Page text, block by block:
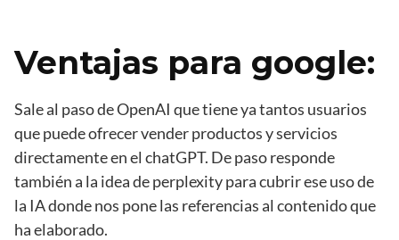
Ventajas para google:
Sale al paso de OpenAI que tiene ya tantos usuarios
que puede ofrecer vender productos y servicios
directamente en el chatGPT. De paso responde
también a la idea de perplexity para cubrir ese uso de
la IA donde nos pone las referencias al contenido que
ha elaborado.